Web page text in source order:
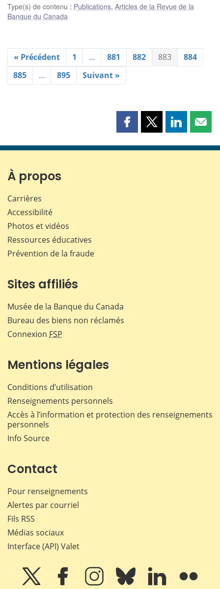
Type(s) de contenu : Publications, Articles de la Revue de la
Banque du Canada
« Précédent 1 … 881 882 883
884
885
… 895 Suivant »
Partager
page
Partager
page
Partager
page page
À propos
Carrières
Accessibilité
Photos et vidéos
Ressources éducatives
Prévention de la fraude
Sites affiliés
Musée de la Banque du Canada
Bureau des biens non réclamés
Connexion FSP
Mentions légales
Conditions d’utilisation
Renseignements personnels
Accès à l’information et protection des renseignements
personnels
Info Source
Contact
Pour renseignements
Alertes par courriel
Fils RSS
Médias sociaux
Interface (API) Valet